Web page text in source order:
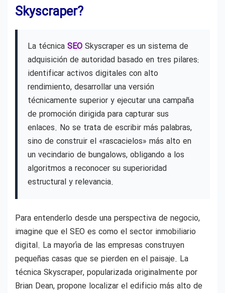
Skyscraper?
La técnica SEO Skyscraper es un sistema de
adquisición de autoridad basado en tres pilares:
identificar activos digitales con alto
rendimiento, desarrollar una versión
técnicamente superior y ejecutar una campaña
de promoción dirigida para capturar sus
enlaces. No se trata de escribir más palabras,
sino de construir el «rascacielos» más alto en
un vecindario de bungalows, obligando a los
algoritmos a reconocer su superioridad
estructural y relevancia.
Para entenderlo desde una perspectiva de negocio,
imagine que el SEO es como el sector inmobiliario
digital. La mayoría de las empresas construyen
pequeñas casas que se pierden en el paisaje. La
técnica Skyscraper, popularizada originalmente por
Brian Dean, propone localizar el edificio más alto de